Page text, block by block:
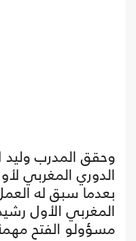
وحقق المدرب وليد
الدوري المغربي
بعدما سبق له
المغربي الأول
مسؤولو الفتح